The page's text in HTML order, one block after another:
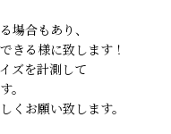
場合もあり、
きる様に致します！
ズを計測して
。
くお願い致します。